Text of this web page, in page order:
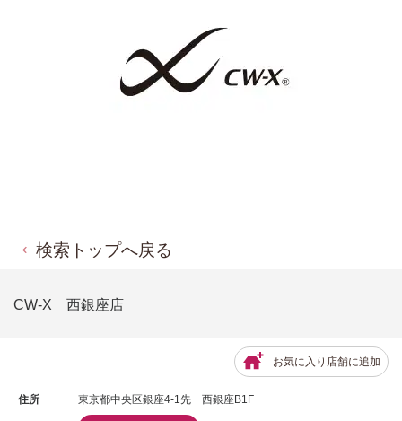
検索トップへ戻る
CW-X 西銀座店
お気に入り店舗に追加
住所 東京都中央区銀座4-1先 西銀座B1F